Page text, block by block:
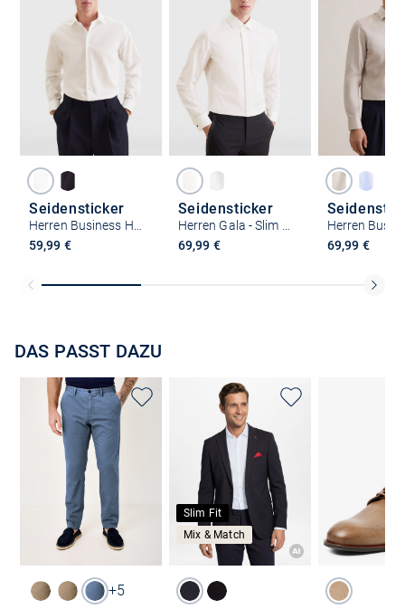
Seidensticker
59,99 €
Seidensticker
69,99 €
69,99 €
DAS PASST DAZU
+5
Slim Fit
Mix & Match